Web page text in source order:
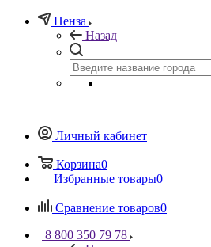
Пенза
Назад
Личный кабинет
Корзина0
Избранные товары0
Сравнение товаров0
8 800 350 79 78